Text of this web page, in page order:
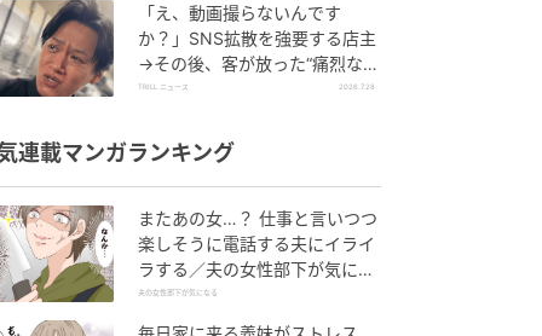
「え、動画撮らないんです
か？」SNS拡散を強要する店主
→その後、客が放った“痛烈な一
言”に店主あ然のワケ【短尺ドラ
TRILL ニュース 2026.7.28
連載マンガランキング
またあの女…？ 仕事と言いつつ
楽しそうに電話する夫にイライ
ラする／夫の女性部下が気にな
る（1）【夫婦の危機 まんが】
夫の女性部下が気になる